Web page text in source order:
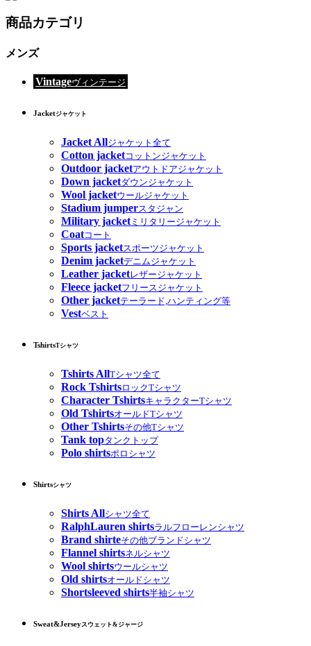
商品カテゴリ
メンズ
Vintageヴィンテージ
Jacketジャケット
Jacket Allジャケット全て
Cotton jacketコットンジャケット
Outdoor jacketアウトドアジャケット
Down jacketダウンジャケット
Wool jacketウールジャケット
Stadium jumperスタジャン
Military jacketミリタリージャケット
Coatコート
Sports jacketスポーツジャケット
Denim jacketデニムジャケット
Leather jacketレザージャケット
Fleece jacketフリースジャケット
Other jacketテーラード,ハンティング等
Vestベスト
TshirtsTシャツ
Tshirts AllTシャツ全て
Rock TshirtsロックTシャツ
Character TshirtsキャラクターTシャツ
Old TshirtsオールドTシャツ
Other Tshirtsその他Tシャツ
Tank topタンクトップ
Polo shirtsポロシャツ
Shirtsシャツ
Shirts Allシャツ全て
RalphLauren shirtsラルフローレンシャツ
Brand shirteその他ブランドシャツ
Flannel shirtsネルシャツ
Wool shirtsウールシャツ
Old shirtsオールドシャツ
Shortsleeved shirts半袖シャツ
Sweat&Jerseyスウェット&ジャージ